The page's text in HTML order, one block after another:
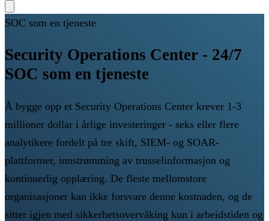
SOC som en tjeneste
Security Operations Center - 24/7
SOC som en tjeneste
Å bygge opp et Security Operations Center krever 1-3
millioner dollar i årlige investeringer - seks eller flere
analytikere fordelt på tre skift, SIEM- og SOAR-
plattformer, innstrømming av trusselinformasjon og
kontinuerlig opplæring. De fleste mellomstore
organisasjoner kan ikke forsvare denne kostnaden, og de
sitter igjen med sikkerhetsovervåking kun i arbeidstiden og